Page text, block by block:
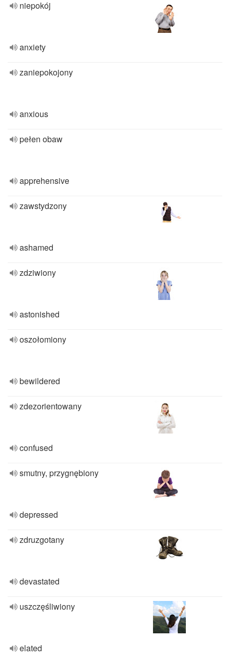
niepokój
anxiety
zaniepokojony
anxious
pełen obaw
apprehensive
zawstydzony
ashamed
zdziwiony
astonished
oszołomiony
bewildered
zdezorientowany
confused
smutny, przygnębiony
depressed
zdruzgotany
devastated
uszczęśliwiony
elated